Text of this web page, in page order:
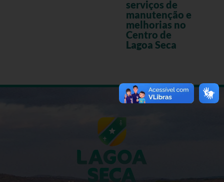
serviços de
manutenção e
melhorias no
Centro de
Lagoa Seca